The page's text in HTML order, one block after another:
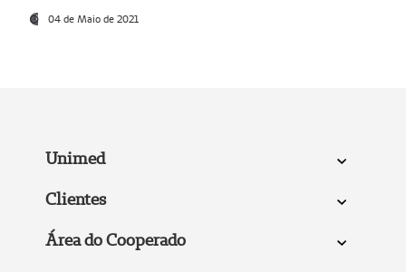
04 de Maio de 2021
Unimed
Clientes
Área do Cooperado